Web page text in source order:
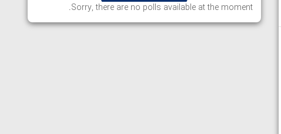
Sorry, there are no polls available at the moment.